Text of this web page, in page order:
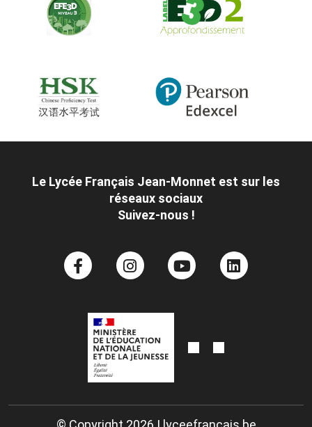
Le Lycée Français Jean-Monnet est sur les
réseaux sociaux
Suivez-nous !